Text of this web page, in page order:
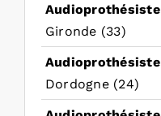
Gironde (33)
Dordogne (24)